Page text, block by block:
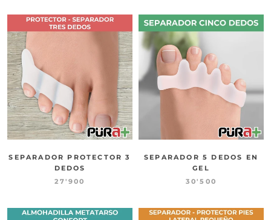
SEPARADOR PROTECTOR 3
DEDOS
27'900
SEPARADOR 5 DEDOS EN
GEL
30'500